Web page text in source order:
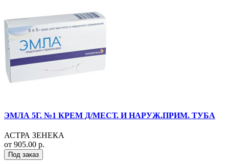
ЭМЛА 5Г. №1 КРЕМ Д/МЕСТ. И НАРУЖ.ПРИМ. ТУБА
АСТРА ЗЕНЕКА
от 905.00 р.
Под заказ